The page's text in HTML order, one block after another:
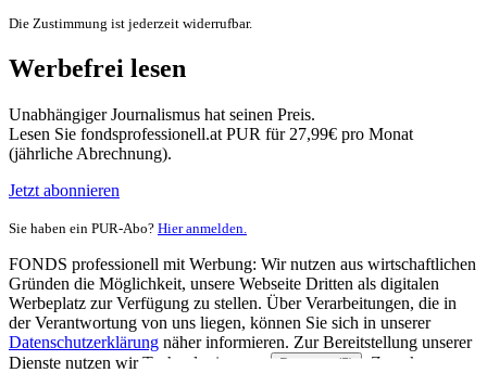
Die Zustimmung ist jederzeit widerrufbar.
Werbefrei lesen
Unabhängiger Journalismus hat seinen Preis.
Lesen Sie fondsprofessionell.at PUR für 27,99€ pro Monat
(jährliche Abrechnung).
Jetzt abonnieren
Sie haben ein PUR-Abo? Hier anmelden.
FONDS professionell mit Werbung: Wir nutzen aus wirtschaftlichen
Gründen die Möglichkeit, unsere Webseite Dritten als digitalen
Werbeplatz zur Verfügung zu stellen. Über Verarbeitungen, die in
der Verantwortung von uns liegen, können Sie sich in unserer
Datenschutzerklärung näher informieren. Zur Bereitstellung unserer
Dienste nutzen wir Technologien von
Partnern (5)
. Zwecke: